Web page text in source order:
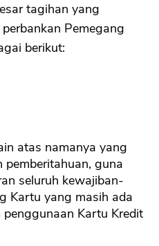
tagihan yang
Pemegang
berikut:
atas namanya yang
pemberitahuan, guna
seluruh kewajiban-
Kartu yang masih ada
Kartu Kredit